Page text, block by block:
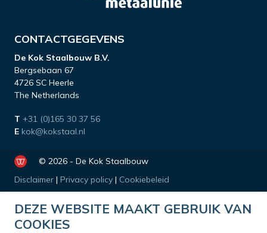
CONTACTGEGEVENS
De Kok Staalbouw B.V.
Bergsebaan 67
4726 SC Heerle
The Netherlands
T +31 (0)165 30 37 56
E kok@kokstaal.nl
© 2026 - De Kok Staalbouw
Disclaimer | Privacy policy | Cookiebeleid
DEZE WEBSITE MAAKT GEBRUIK VAN
COOKIES